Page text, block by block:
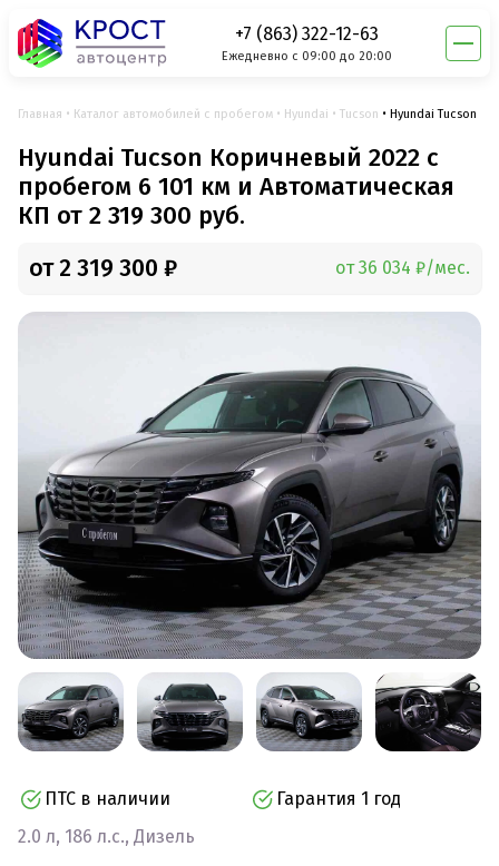
+7 (863) 322-12-63
Ежедневно с 09:00 до 20:00
Главная Каталог автомобилей с пробегом Hyundai Tucson Hyundai Tucson
Hyundai Tucson Коричневый 2022 с
пробегом 6 101 км и Автоматическая
КП от 2 319 300 руб.
от 2 319 300 ₽ от 36 034 ₽/мес.
ПТС в наличии
Гарантия 1 год
2.0 л, 186 л.с., Дизель